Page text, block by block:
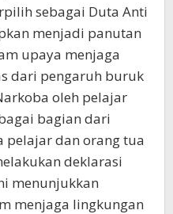
sebagai Duta Anti
menjadi panutan
upaya menjaga
dari pengaruh buruk
oleh pelajar
bagian dari
pelajar dan orang tua
deklarasi
menunjukkan
menjaga lingkungan